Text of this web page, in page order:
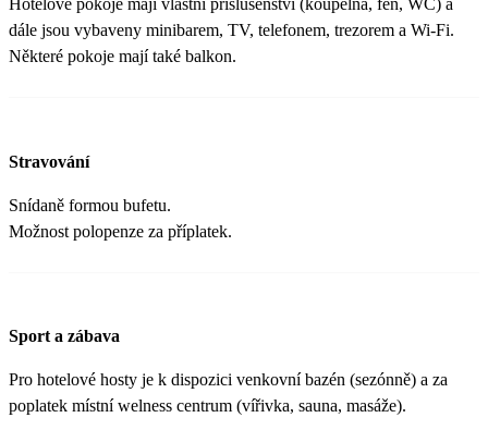
Hotelové pokoje mají vlastní příslušenství (koupelna, fén, WC) a
dále jsou vybaveny minibarem, TV, telefonem, trezorem a Wi-Fi.
Některé pokoje mají také balkon.
Stravování
Snídaně formou bufetu.
Možnost polopenze za příplatek.
Sport a zábava
Pro hotelové hosty je k dispozici venkovní bazén (sezónně) a za
poplatek místní welness centrum (vířivka, sauna, masáže).